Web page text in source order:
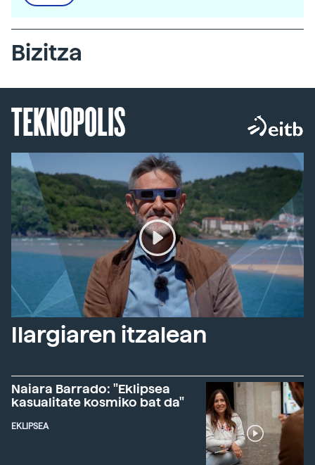
Bizitza
TEKNOPOLIS
Ilargiaren itzalean
Naiara Barrado: "Eklipsea
kasualitate kosmiko bat da"
EKLIPSEA